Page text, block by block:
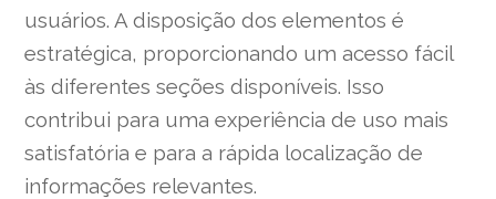
usuários. A disposição dos elementos é
estratégica, proporcionando um acesso fácil
às diferentes seções disponíveis. Isso
contribui para uma experiência de uso mais
satisfatória e para a rápida localização de
informações relevantes.